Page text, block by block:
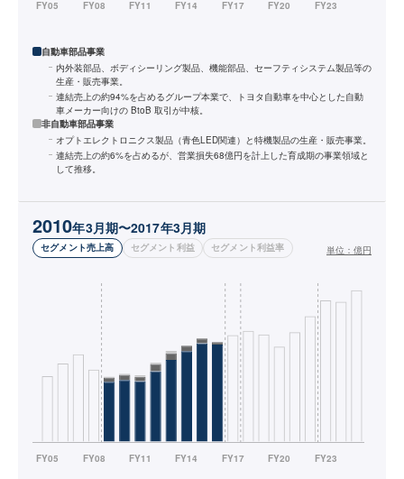
自動車部品事業
内外装部品、ボディシーリング製品、機能部品、セーフティシステム製品等の
生産・販売事業。
連結売上の約94%を占めるグループ本業で、トヨタ自動車を中心とした自動
車メーカー向けの BtoB 取引が中核。
非自動車部品事業
オプトエレクトロニクス製品（青色LED関連）と特機製品の生産・販売事業。
連結売上の約6%を占めるが、営業損失68億円を計上した育成期の事業領域と
して推移。
2010年3月期〜2017年3月期
セグメント売上高 セグメント利益 セグメント利益率 単位： 億円